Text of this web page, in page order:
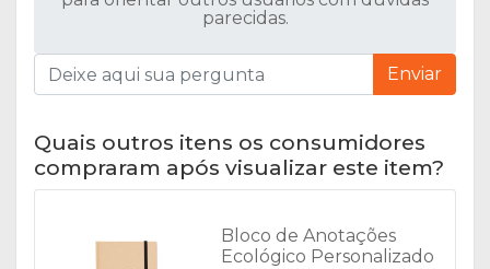
parecidas.
Enviar
Quais outros itens os consumidores
compraram após visualizar este item?
Bloco de Anotações
Ecológico Personalizado